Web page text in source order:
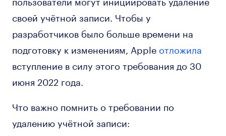
своей учётной записи. Чтобы у
разработчиков было больше времени на
подготовку к изменениям, Apple отложила
вступление в силу этого требования до 30
июня 2022 года.
Что важно помнить о требовании по
удалению учётной записи: